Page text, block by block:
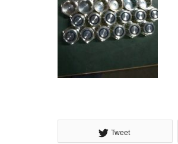
Tweet